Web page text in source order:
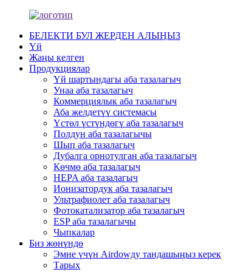
БЕЛЕКТИ БУЛ ЖЕРДЕН АЛЫҢЫЗ
Үй
Жаңы келген
Продукциялар
Үй шартындагы аба тазалагыч
Унаа аба тазалагыч
Коммерциялык аба тазалагыч
Аба желдетүү системасы
Үстөл үстүндөгү аба тазалагыч
Полдун аба тазалагычы
Шып аба тазалагыч
Дубалга орнотулган аба тазалагыч
Көчмө аба тазалагыч
HEPA аба тазалагыч
Ионизатордук аба тазалагыч
Ультрафиолет аба тазалагыч
Фотокатализатор аба тазалагыч
ESP аба тазалагычы
Чыпкалар
Биз жөнүндө
Эмне үчүн Airdowду тандашыңыз керек
Тарых